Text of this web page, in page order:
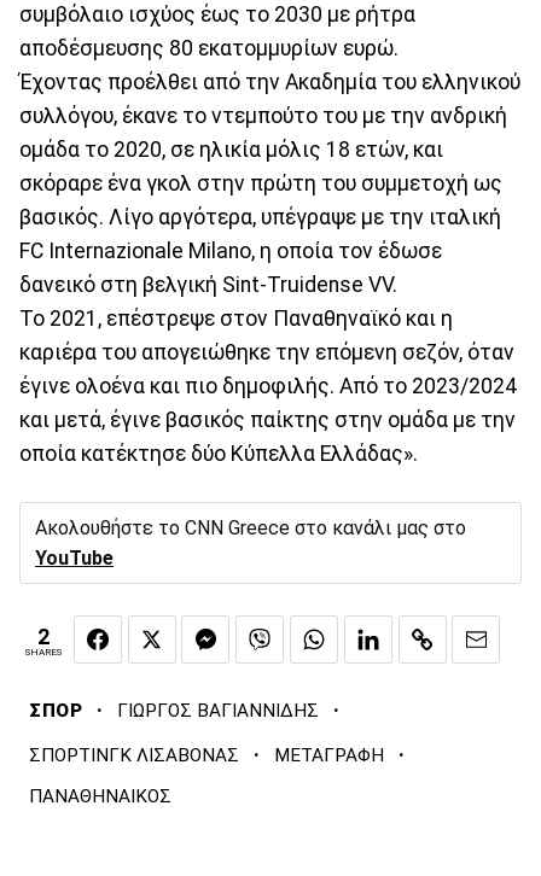
συμβόλαιο ισχύος έως το 2030 με ρήτρα
αποδέσμευσης 80 εκατομμυρίων ευρώ.
Έχοντας προέλθει από την Ακαδημία του ελληνικού
συλλόγου, έκανε το ντεμπούτο του με την ανδρική
ομάδα το 2020, σε ηλικία μόλις 18 ετών, και
σκόραρε ένα γκολ στην πρώτη του συμμετοχή ως
βασικός. Λίγο αργότερα, υπέγραψε με την ιταλική
FC Internazionale Milano, η οποία τον έδωσε
δανεικό στη βελγική Sint-Truidense VV.
Το 2021, επέστρεψε στον Παναθηναϊκό και η
καριέρα του απογειώθηκε την επόμενη σεζόν, όταν
έγινε ολοένα και πιο δημοφιλής. Από το 2023/2024
και μετά, έγινε βασικός παίκτης στην ομάδα με την
οποία κατέκτησε δύο Κύπελλα Ελλάδας».
Ακολουθήστε το CNN Greece στο κανάλι μας στο
YouTube
2
SHARES
ΣΠΟΡ · ΓΙΩΡΓΟΣ ΒΑΓΙΑΝΝΙΔΗΣ ·
ΣΠΟΡΤΙΝΓΚ ΛΙΣΑΒΟΝΑΣ · ΜΕΤΑΓΡΑΦΗ ·
ΠΑΝΑΘΗΝΑΙΚΟΣ